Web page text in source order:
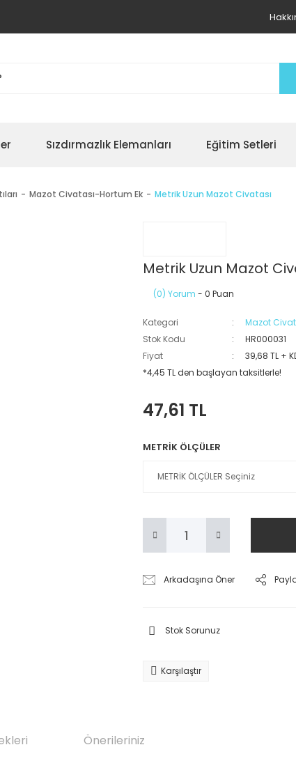
Sızdırmazlık Elemanları Eğitim Setleri
Mazot Civatası-Hortum Ek Metrik Uzun Mazot Civatası
Metrik Uzun Mazot
(0) Yorum - 0 Puan
Kategori
Mazot
Stok Kodu
HR000031
Fiyat
39,68 TL +
*4,45 TL den başlayan taksitlerle!
47,61 TL
METRİK ÖLÇÜLER
Arkadaşına Öner
Stok Sorunuz
Karşılaştır
Önerileriniz